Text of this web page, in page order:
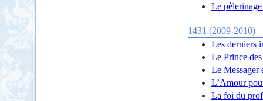
Le
1431 (2009-2010)
Les derniers
Le Prince
Le Messager
L’Amour
La foi du